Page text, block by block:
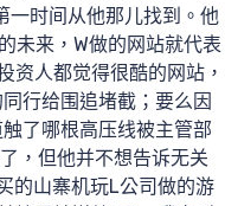
一时间从他那儿找到。他
未来，W做的网站就代表
资人都觉得很酷的网站，
行给围追堵截；要么因
了哪根高压线被主管部
，但他并不想告诉无关
的山寨机玩L公司做的游